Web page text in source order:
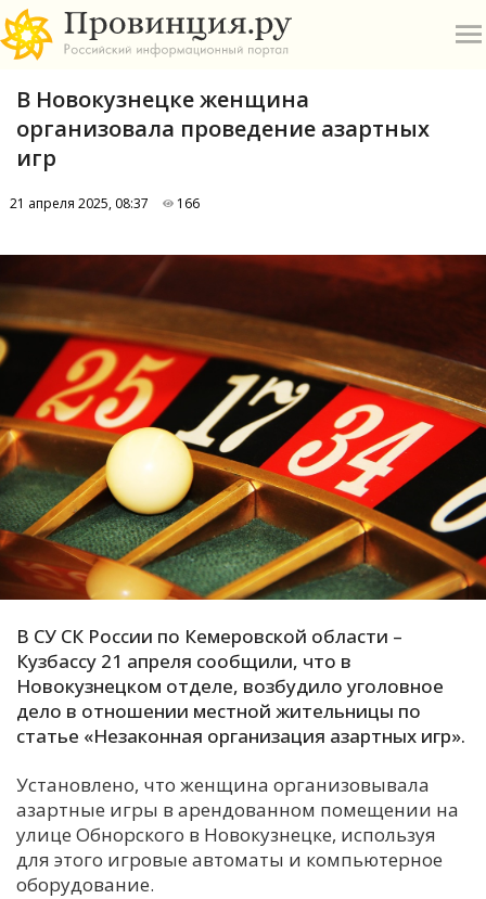
Б
В
Е
К
М
Р
С
Т
У
Х
Ч
В Новокузнецке женщина
организовала проведение азартных
игр
21 апреля 2025, 08:37 166
В СУ СК России по Кемеровской области –
Кузбассу 21 апреля сообщили, что в
Новокузнецком отделе, возбудило уголовное
дело в отношении местной жительницы по
статье «Незаконная организация азартных игр».
Установлено, что женщина организовывала
азартные игры в арендованном помещении на
улице Обнорского в Новокузнецке, используя
для этого игровые автоматы и компьютерное
оборудование.